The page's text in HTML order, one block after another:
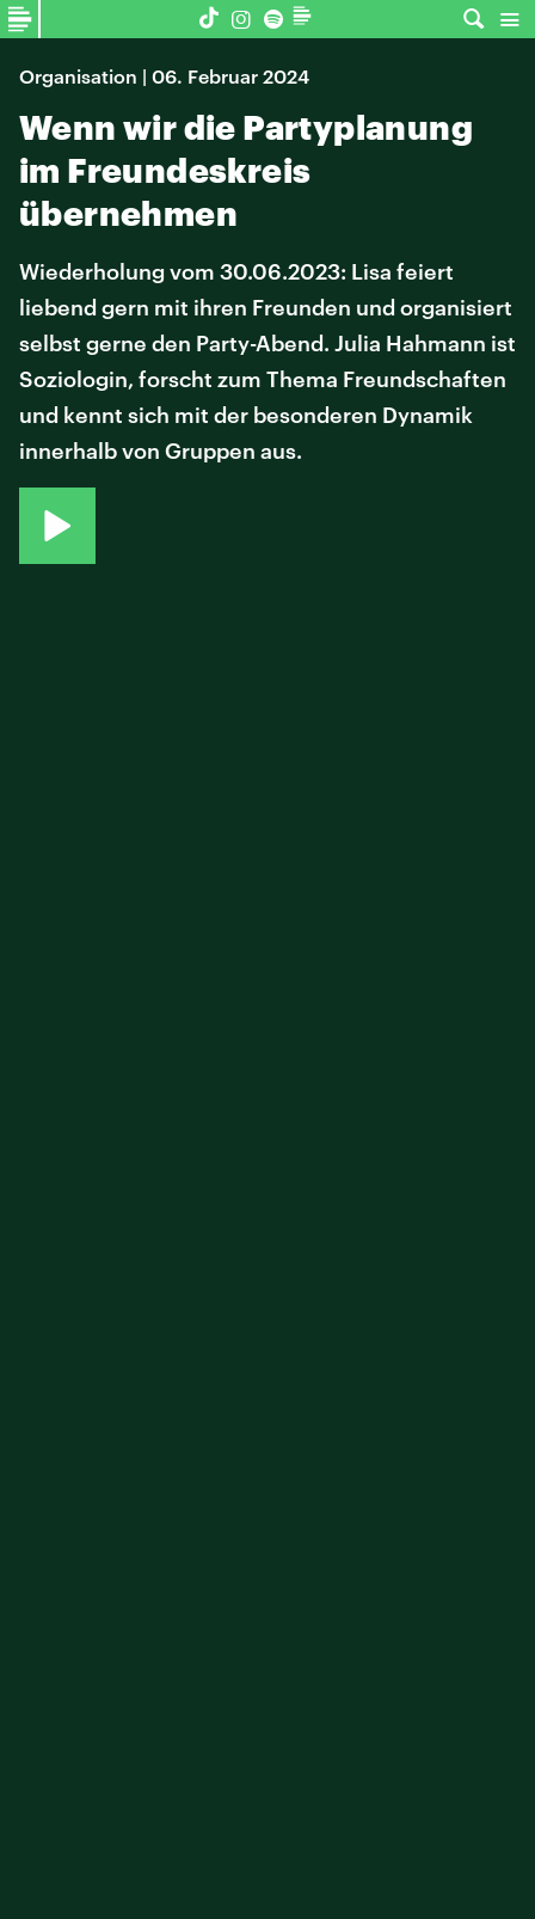
Organisation | 06. Februar 2024
Wenn wir die Partyplanung
im Freundeskreis
übernehmen
Wiederholung vom 30.06.2023: Lisa feiert
liebend gern mit ihren Freunden und organisiert
selbst gerne den Party-Abend. Julia Hahmann ist
Soziologin, forscht zum Thema Freundschaften
und kennt sich mit der besonderen Dynamik
innerhalb von Gruppen aus.